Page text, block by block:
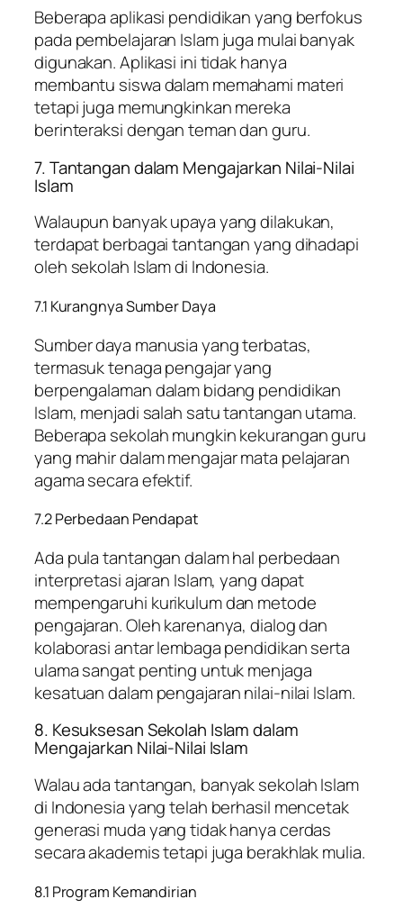
Beberapa aplikasi pendidikan yang berfokus
pada pembelajaran Islam juga mulai banyak
digunakan. Aplikasi ini tidak hanya
membantu siswa dalam memahami materi
tetapi juga memungkinkan mereka
berinteraksi dengan teman dan guru.
7. Tantangan dalam Mengajarkan Nilai-Nilai
Islam
Walaupun banyak upaya yang dilakukan,
terdapat berbagai tantangan yang dihadapi
oleh sekolah Islam di Indonesia.
7.1 Kurangnya Sumber Daya
Sumber daya manusia yang terbatas,
termasuk tenaga pengajar yang
berpengalaman dalam bidang pendidikan
Islam, menjadi salah satu tantangan utama.
Beberapa sekolah mungkin kekurangan guru
yang mahir dalam mengajar mata pelajaran
agama secara efektif.
7.2 Perbedaan Pendapat
Ada pula tantangan dalam hal perbedaan
interpretasi ajaran Islam, yang dapat
mempengaruhi kurikulum dan metode
pengajaran. Oleh karenanya, dialog dan
kolaborasi antar lembaga pendidikan serta
ulama sangat penting untuk menjaga
kesatuan dalam pengajaran nilai-nilai Islam.
8. Kesuksesan Sekolah Islam dalam
Mengajarkan Nilai-Nilai Islam
Walau ada tantangan, banyak sekolah Islam
di Indonesia yang telah berhasil mencetak
generasi muda yang tidak hanya cerdas
secara akademis tetapi juga berakhlak mulia.
8.1 Program Kemandirian